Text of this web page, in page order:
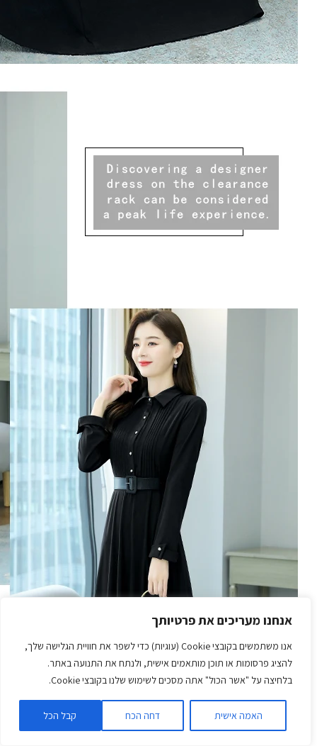
אנחנו מעריכים את פרטיותך
אנו משתמשים בקובצי Cookie (עוגיות) כדי לשפר את חוויית הגלישה שלך,
להציג פרסומות או תוכן מותאמים אישית, ולנתח את התנועה באתר.
בלחיצה על "אשר הכול" אתה מסכים לשימוש שלנו בקובצי Cookie.
האמה אישית דחה הכח קבל הכל